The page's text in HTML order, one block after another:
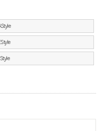
Style
Style